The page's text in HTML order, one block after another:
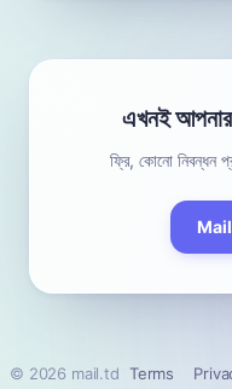
এখনই আপনার
ফ্রি, কোনো নিবন্ধন
© 2026 mail.td Terms